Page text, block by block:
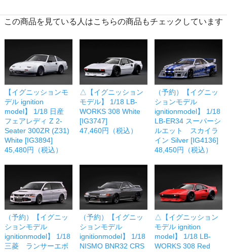
この商品を見ている人はこちらの商品もチェックしています
【イグニッションモ
デル ignition
model】 1/18 日産
フェアレディ Z 2-
Seater 300ZR (Z31)
White [IG3894]
45,480円（税込）
△【イグニッション
モデル】 1/18 LB-
WORKS 308 White
[IG3747]
47,460円（税込）
（予約）【イグニッ
ションモデル
ignitionmodel】 1/18
LB-ER34 スーパーシ
ルエット スカイラ
イン Silver [IG4136]
48,450円（税込）
（予約）【イグニッ
ションモデル
ignitionmodel】 1/18
三菱 ランサーエボ
（予約）【イグニッ
ションモデル
ignitionmodel】 1/18
NISMO BNR32 CRS
△【イグニッション
モデル ignition
model】 1/18 LB-
WORKS 308 Red